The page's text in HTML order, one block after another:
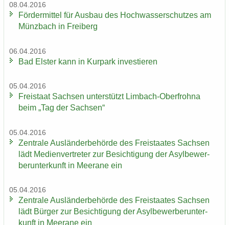
08.04.2016
För­der­mit­tel für Aus­bau des Hoch­was­ser­schut­zes am
Münz­bach in Frei­berg
06.04.2016
Bad Els­ter kann in Kur­park in­ves­tie­ren
05.04.2016
Frei­staat Sach­sen un­ter­stützt Limbach-​Oberfrohna
beim „Tag der Sach­sen“
05.04.2016
Zen­tra­le Aus­län­der­be­hör­de des Frei­staa­tes Sach­sen
lädt Me­di­en­ver­tre­ter zur Be­sich­ti­gung der Asyl­be­wer­
ber­un­ter­kunft in Meer­a­ne ein
05.04.2016
Zen­tra­le Aus­län­der­be­hör­de des Frei­staa­tes Sach­sen
lädt Bür­ger zur Be­sich­ti­gung der Asyl­be­wer­ber­un­ter­
kunft in Meer­a­ne ein